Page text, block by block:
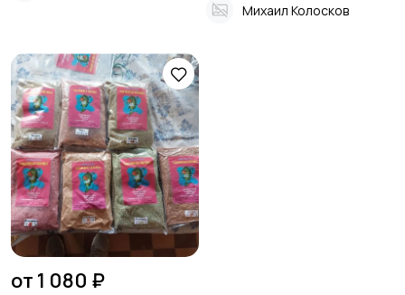
Михаил Колосков
от 1 080 ₽